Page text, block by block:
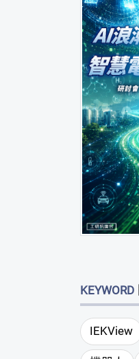
KEYWORD
IEKView